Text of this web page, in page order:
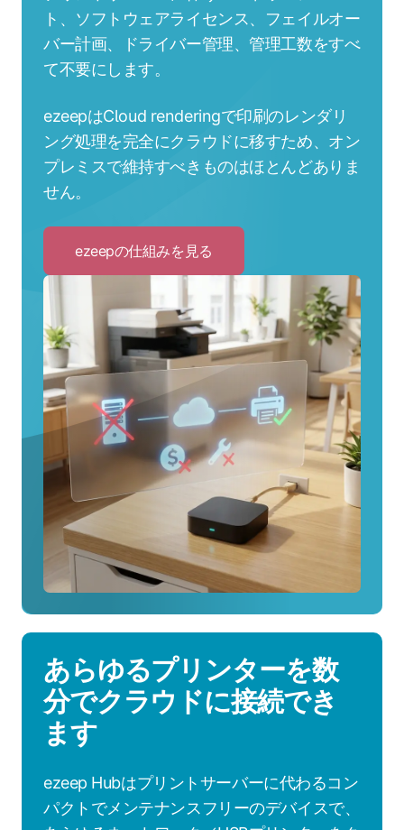
ト、ソフトウェアライセンス、フェイルオー
バー計画、ドライバー管理、管理工数をすべ
て不要にします。
ezeepはCloud renderingで印刷のレンダリ
ング処理を完全にクラウドに移すため、オン
プレミスで維持すべきものはほとんどありま
せん。
ezeepの仕組みを見る
to
ezeep
仕
組
を
見
る
あらゆるプリンターを数
分でクラウドに接続でき
ます
ezeep Hubはプリントサーバーに代わるコン
パクトでメンテナンスフリーのデバイスで、